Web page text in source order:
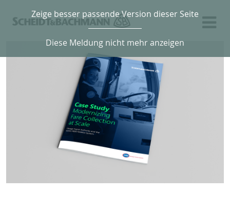
Zeige besser passende Version dieser Seite
Diese Meldung nicht mehr anzeigen